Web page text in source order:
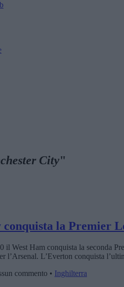
City"
la Premier
il West Ham conquista la seconda
l’Arsenal. L’Everton conquista
commento • Inghilterra